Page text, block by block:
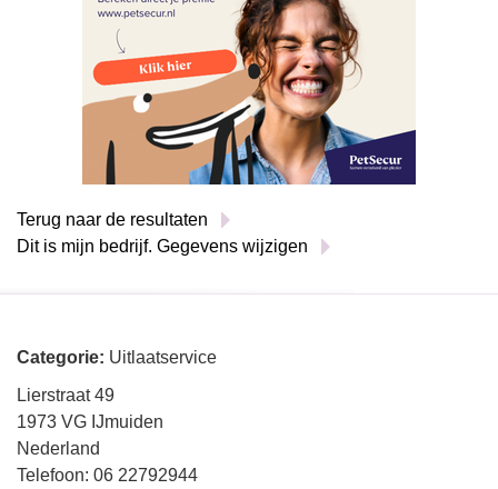
Terug naar de resultaten
Dit is mijn bedrijf. Gegevens wijzigen
Categorie: Uitlaatservice
Lierstraat 49
1973 VG IJmuiden
Nederland
Telefoon: 06 22792944